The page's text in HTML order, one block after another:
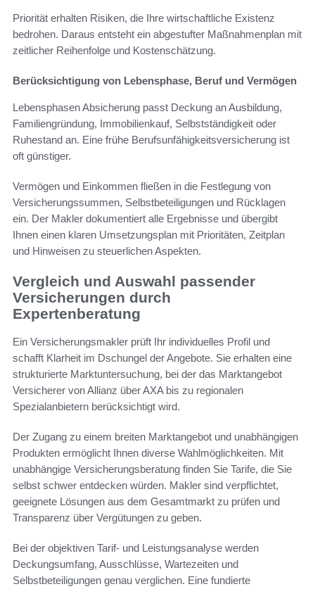
Priorität erhalten Risiken, die Ihre wirtschaftliche Existenz
bedrohen. Daraus entsteht ein abgestufter Maßnahmenplan mit
zeitlicher Reihenfolge und Kostenschätzung.
Berücksichtigung von Lebensphase, Beruf und Vermögen
Lebensphasen Absicherung passt Deckung an Ausbildung,
Familiengründung, Immobilienkauf, Selbstständigkeit oder
Ruhestand an. Eine frühe Berufsunfähigkeitsversicherung ist
oft günstiger.
Vermögen und Einkommen fließen in die Festlegung von
Versicherungssummen, Selbstbeteiligungen und Rücklagen
ein. Der Makler dokumentiert alle Ergebnisse und übergibt
Ihnen einen klaren Umsetzungsplan mit Prioritäten, Zeitplan
und Hinweisen zu steuerlichen Aspekten.
Vergleich und Auswahl passender
Versicherungen durch
Expertenberatung
Ein Versicherungsmakler prüft Ihr individuelles Profil und
schafft Klarheit im Dschungel der Angebote. Sie erhalten eine
strukturierte Marktuntersuchung, bei der das Marktangebot
Versicherer von Allianz über AXA bis zu regionalen
Spezialanbietern berücksichtigt wird.
Der Zugang zu einem breiten Marktangebot und unabhängigen
Produkten ermöglicht Ihnen diverse Wahlmöglichkeiten. Mit
unabhängige Versicherungsberatung finden Sie Tarife, die Sie
selbst schwer entdecken würden. Makler sind verpflichtet,
geeignete Lösungen aus dem Gesamtmarkt zu prüfen und
Transparenz über Vergütungen zu geben.
Bei der objektiven Tarif- und Leistungsanalyse werden
Deckungsumfang, Ausschlüsse, Wartezeiten und
Selbstbeteiligungen genau verglichen. Eine fundierte